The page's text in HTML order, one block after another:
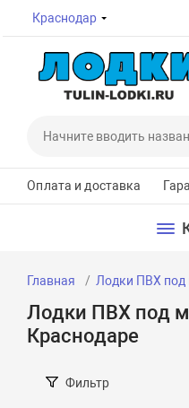
Краснодар
Оплата и доставка
Главная Лодки ПВХ под
Лодки ПВХ под
Краснодаре
Фильтр